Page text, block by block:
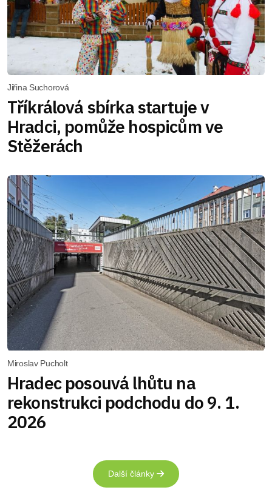
Jiřina Suchorová
Tříkrálová sbírka startuje v
Hradci, pomůže hospicům ve
Stěžerách
Miroslav Pucholt
Hradec posouvá lhůtu na
rekonstrukci podchodu do 9. 1.
2026
Další články